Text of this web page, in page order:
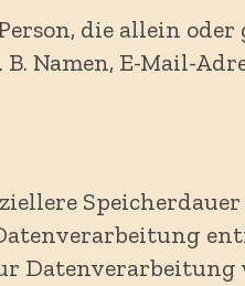
die allein oder
Namen, E-Mail-